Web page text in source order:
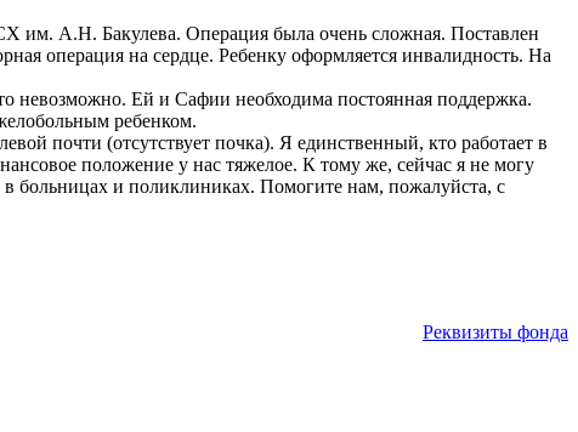
им. А.Н. Бакулева. Операция была очень сложная. Поставлен
операция на сердце. Ребенку оформляется инвалидность. На
невозможно. Ей и Сафии необходима постоянная поддержка.
ребенком.
почти (отсутствует почка). Я единственный, кто работает в
положение у нас тяжелое. К тому же, сейчас я не могу
больницах и поликлиниках. Помогите нам, пожалуйста, с
Реквизиты фонда